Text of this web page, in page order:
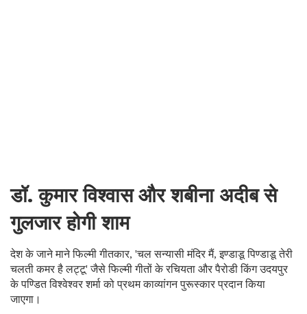
डॉ. कुमार विश्वास और शबीना अदीब से
गुलजार होगी शाम
देश के जाने माने फिल्मी गीतकार, 'चल सन्यासी मंदिर मैं, इण्डाडू पिण्डाडू तेरी
चलती कमर है लट्टू' जैसे फिल्मी गीतों के रचियता और पैरोडी किंग उदयपुर
के पण्डित विश्वेश्वर शर्मा को प्रथम काव्यांगन पुरूस्कार प्रदान किया
जाएगा।